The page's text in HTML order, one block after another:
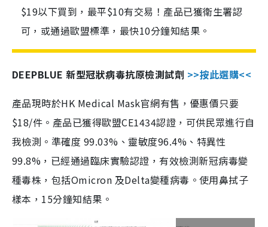
$19以下買到，最平$10有交易！產品已獲衛生署認
可，或通過歐盟標準，最快10分鐘知結果。
DEEPBLUE 新型冠狀病毒抗原檢測試劑 >>按此選購<<
產品現時於HK Medical Mask官網有售，優惠價只要
$18/件。產品已獲得歐盟CE1434認證，可供民眾進行自
我檢測。準確度 99.03%、靈敏度96.4%、特異性
99.8%，已經通過臨床實驗認證，有效檢測新冠病毒變
種毒株，包括Omicron 及Delta變種病毒。使用鼻拭子
樣本，15分鐘知結果。